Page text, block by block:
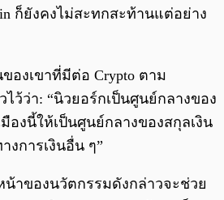
ก็ยังคงไม่สะทกสะท้านแต่อย่าง
องเขาที่มีต่อ Crypto ตาม
ไว้ว่า: “นิวยอร์กเป็นศูนย์กลางของ
องนี้ให้เป็นศูนย์กลางของสกุลเงิน
การเงินอื่น ๆ”
าของนวัตกรรมดังกล่าวจะช่วย